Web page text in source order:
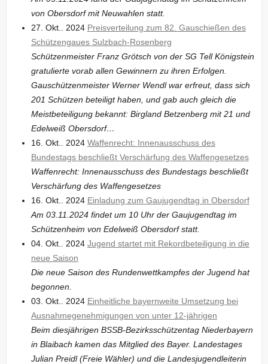
von Obersdorf mit Neuwahlen statt.
27. Okt.. 2024 Preisverteilung zum 82. Gauschießen des
Schützengaues Sulzbach-Rosenberg
Schützenmeister Franz Grötsch von der SG Tell Königstein
gratulierte vorab allen Gewinnern zu ihren Erfolgen.
Gauschützenmeister Werner Wendl war erfreut, dass sich
201 Schützen beteiligt haben, und gab auch gleich die
Meistbeteiligung bekannt: Birgland Betzenberg mit 21 und
Edelweiß Obersdorf…
16. Okt.. 2024 Waffenrecht: Innenausschuss des
Bundestags beschließt Verschärfung des Waffengesetzes
Waffenrecht: Innenausschuss des Bundestags beschließt
Verschärfung des Waffengesetzes
16. Okt.. 2024 Einladung zum Gaujugendtag in Obersdorf
Am 03.11.2024 findet um 10 Uhr der Gaujugendtag im
Schützenheim von Edelweiß Obersdorf statt.
04. Okt.. 2024 Jugend startet mit Rekordbeteiligung in die
neue Saison
Die neue Saison des Rundenwettkampfes der Jugend hat
begonnen.
03. Okt.. 2024 Einheitliche bayernweite Umsetzung bei
Ausnahmegenehmigungen von unter 12-jährigen
Beim diesjährigen BSSB-Bezirksschützentag Niederbayern
in Blaibach kamen das Mitglied des Bayer. Landestages
Julian Preidl (Freie Wähler) und die Landesjugendleiterin